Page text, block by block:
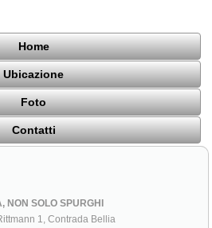
Home
Ubicazione
Foto
Contatti
NON SOLO SPURGHI
1, Contrada Bellia